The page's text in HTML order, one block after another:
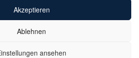
Akzeptieren
Ablehnen
ansehen
SHOE OUTLET